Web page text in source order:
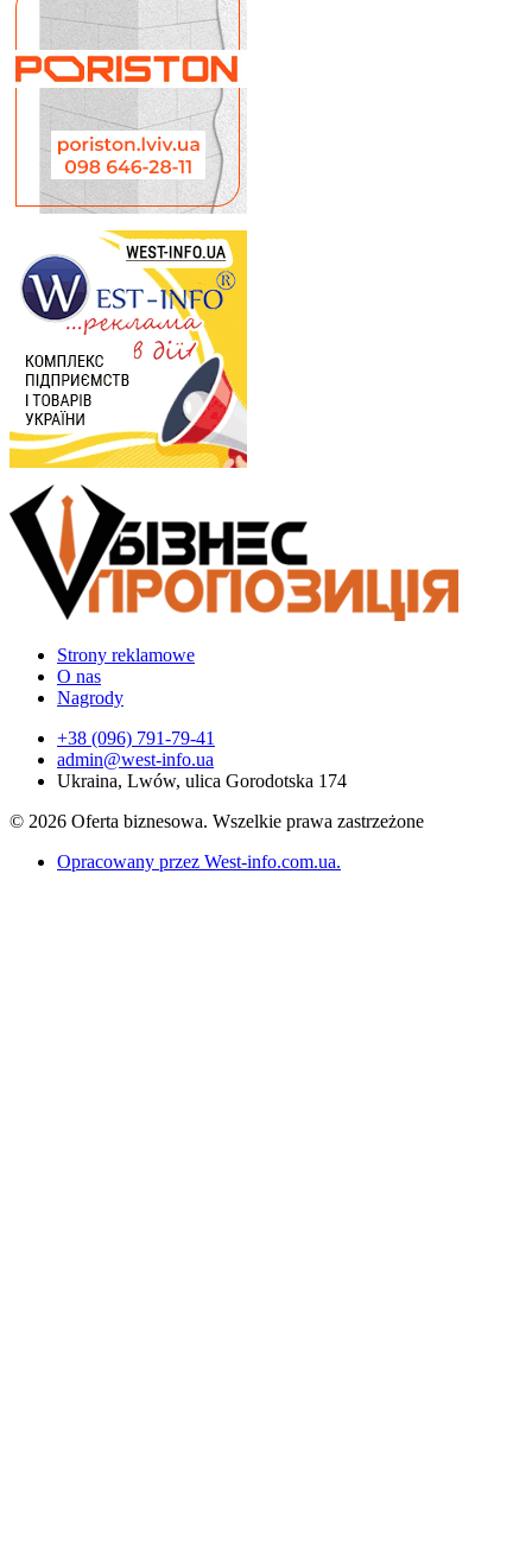
Strony reklamowe
O nas
Nagrody
+38 (096) 791-79-41
admin@west-info.ua
Ukraina, Lwów, ulica Gorodotska 174
© 2026 Oferta biznesowa. Wszelkie prawa zastrzeżone
Opracowany przez West-info.com.ua.